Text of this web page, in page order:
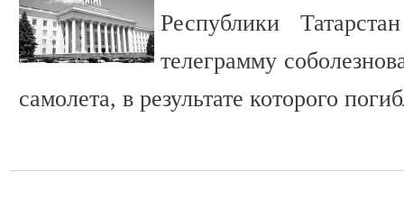
Республики
телеграмму
самолета, в результате которого